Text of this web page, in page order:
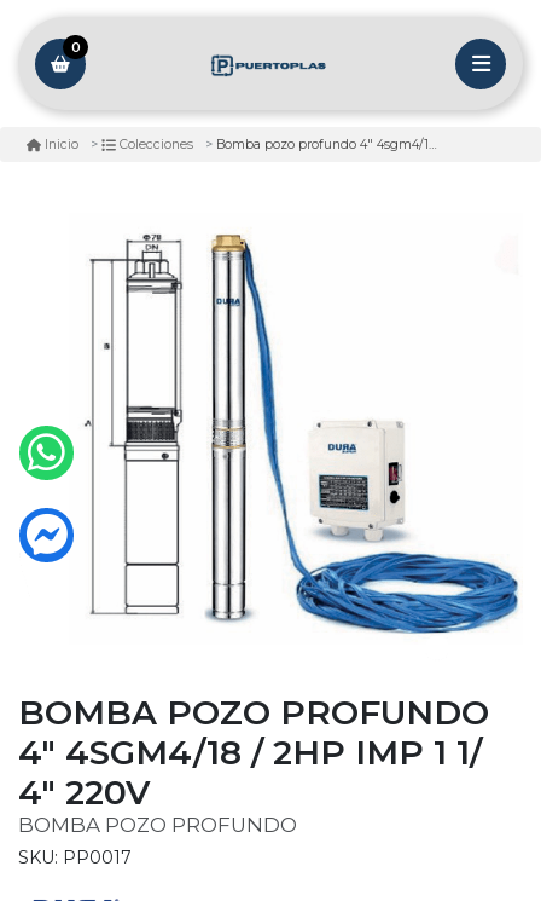
0
Inicio Colecciones Bomba pozo profundo 4" 4sgm4/18 / 2hp imp 1 1/ 4" 220v
BOMBA POZO PROFUNDO
4" 4SGM4/18 / 2HP IMP 1 1/
4" 220V
BOMBA POZO PROFUNDO
SKU: PP0017